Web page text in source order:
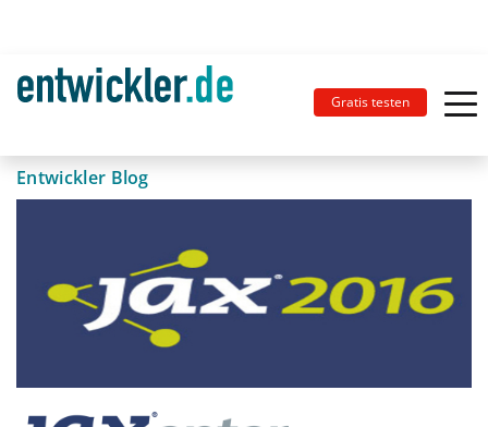
Gratis testen
Entwickler Blog